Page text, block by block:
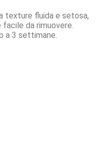
texture fluida e setosa,
facile da rimuovere.
a 3 settimane.